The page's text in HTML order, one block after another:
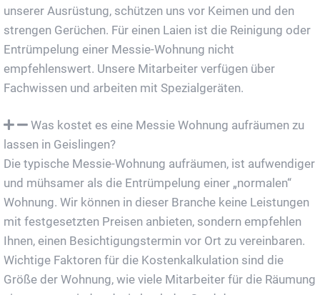
unserer Ausrüstung, schützen uns vor Keimen und den
strengen Gerüchen. Für einen Laien ist die Reinigung oder
Entrümpelung einer Messie-Wohnung nicht
empfehlenswert. Unsere Mitarbeiter verfügen über
Fachwissen und arbeiten mit Spezialgeräten.
Was kostet es eine Messie Wohnung aufräumen zu
lassen in Geislingen?
Die typische Messie-Wohnung aufräumen, ist aufwendiger
und mühsamer als die Entrümpelung einer „normalen“
Wohnung. Wir können in dieser Branche keine Leistungen
mit festgesetzten Preisen anbieten, sondern empfehlen
Ihnen, einen Besichtigungstermin vor Ort zu vereinbaren.
Wichtige Faktoren für die Kostenkalkulation sind die
Größe der Wohnung, wie viele Mitarbeiter für die Räumung